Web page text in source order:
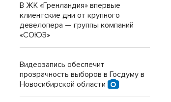
В ЖК «Гренландия» впервые
клиентские дни от крупного
девелопера — группы компаний
«СОЮЗ»
Видеозапись обеспечит
прозрачность выборов в Госдуму в
Новосибирской области